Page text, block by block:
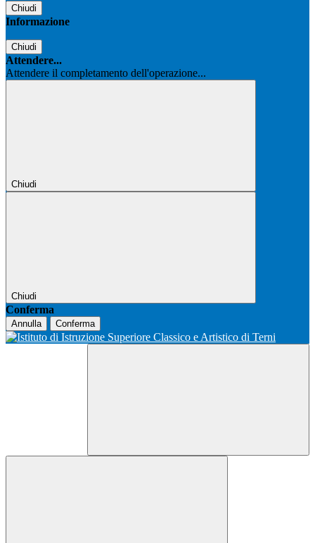
Chiudi
Informazione
Chiudi
Attendere...
Attendere il completamento dell'operazione...
Chiudi
Chiudi
Conferma
Annulla Conferma